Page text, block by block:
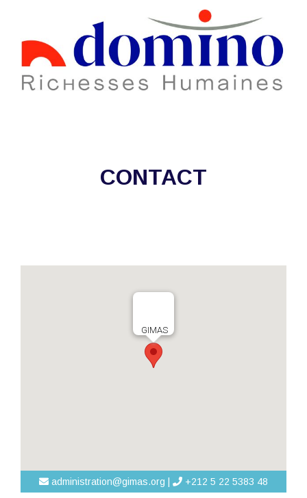
CONTACT
GIMAS
administration@gimas.org | +212 5 22 5383 48